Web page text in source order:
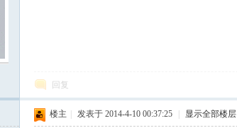
回复
楼主 发表于 2014-4-10 00:37:25 显示全部楼层